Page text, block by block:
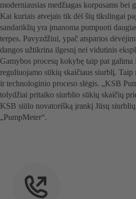
moderniausias medžiagas korpusams bei
Kai kuriais atvejais tik dėl šių tikslingai
sandariklių yra įmanoma pumpuoti
terpes. Pavyzdžiui, ypač atsparios
dangos užtikrina ilgesnį nei vidutinis
Gamybos procesų kokybę taip pat galima
reguliuojamo sūkių skaičiaus siurblį. Taip
ir technologinio proceso slėgis. „KSB
tolydžiai pritaiko siurblio sūkių skaičių
KSB siūlo novatorišką įrankį Jūsų
„PumpMeter“.